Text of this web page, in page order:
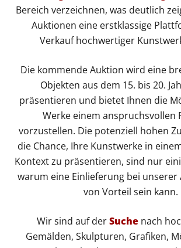
Bereich verzeichnen, was deutlich
Auktionen eine erstklassige
Verkauf hochwertiger
Die kommende Auktion wird eine
Objekten aus dem 15. bis 20.
präsentieren und bietet Ihnen die
Werke einem anspruchsvollen
vorzustellen. Die potenziell hohen
die Chance, Ihre Kunstwerke in
Kontext zu präsentieren, sind nur
warum eine Einlieferung bei unserer
von Vorteil sein kann.
Wir sind auf derSuchenach
Gemälden, Skulpturen, Grafiken,